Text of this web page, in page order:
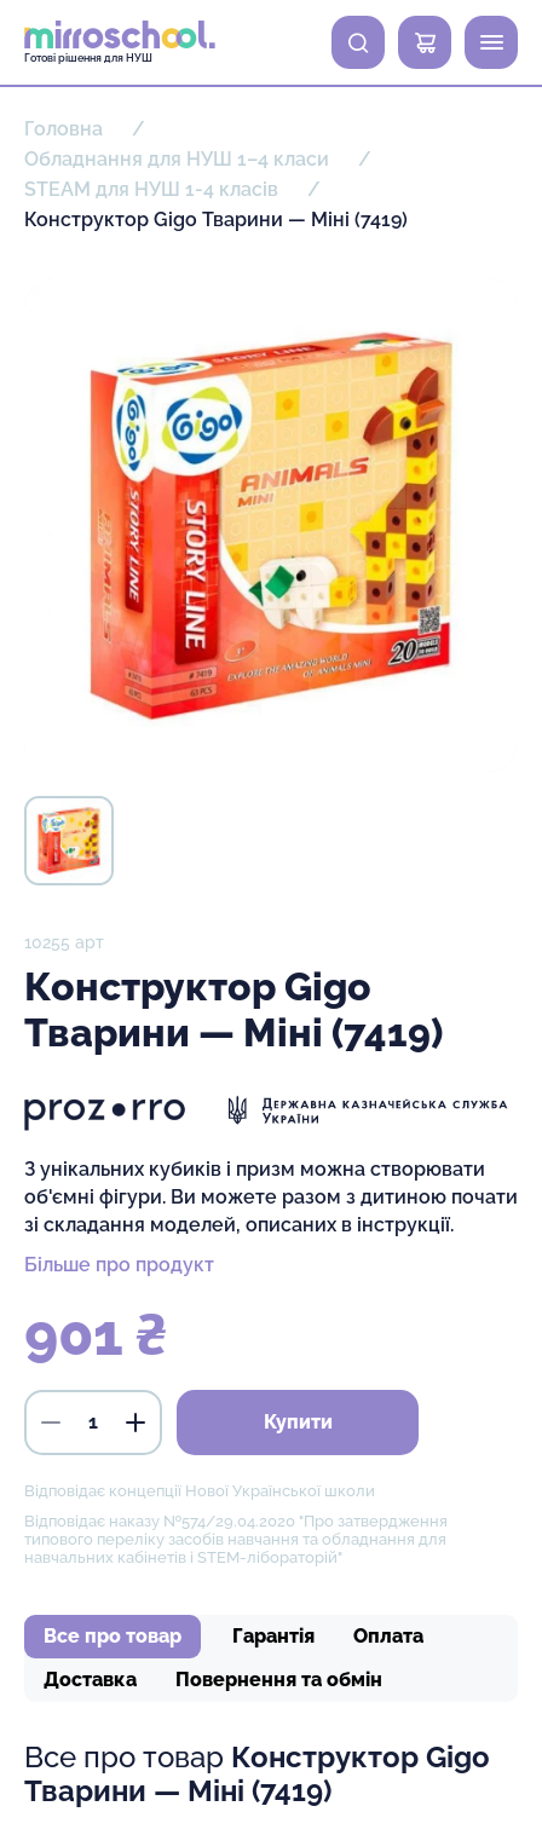
Готові рішення для НУШ
0
Головна
Обладнання для НУШ 1–4 класи
STEAM для НУШ 1-4 класів
Конструктор Gigo Тварини — Міні (7419)
10255 арт
Конструктор Gigo
Тварини — Міні (7419)
З унікальних кубиків і призм можна створювати
об'ємні фігури. Ви можете разом з дитиною почати
зі складання моделей, описаних в інструкції.
Більше про продукт
901 ₴
Купити
Відповідає концепції Нової Української школи
Відповідає наказу №574/29.04.2020 "Про затвердження
типового переліку засобів навчання та обладнання для
навчальних кабінетів і STEM-лібораторій"
Все про товар Гарантія
Оплата
Доставка
Повернення та обмін
Все про товар Конструктор Gigo
Тварини — Міні (7419)